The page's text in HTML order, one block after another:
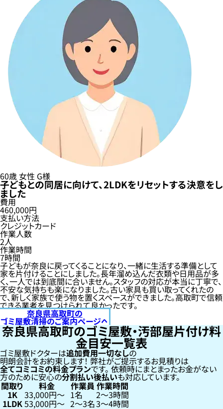
60歳女性 G様
子どもとの同居に向けて、2LDKをリセットする決意をし
ました
費用
460,000円
支払い方法
クレジットカード
作業人数
2人
作業時間
7時間
子どもが奈良に戻ってくることになり、一緒に生活する準備として
家を片付けることにしました。長年溜め込んだ衣類や日用品が多
く、一人では到底間に合いません。スタッフの対応が本当に丁寧で、
不安な気持ちも楽になりました。古い家具も買い取ってくれたの
で、新しく家族で使う物を置くスペースができました。高取町で信頼
できる業者を見つけられて良かったです。
奈良県高取町の
ゴミ屋敷清掃のご案内ページへ
奈良県高取町のゴミ屋敷・汚部屋片付け料
金目安一覧表
ゴミ屋敷ドクターは追加費用一切なしの
明朗会計をお約束します！弊社がご提示するお見積りは
全てコミコミの料金プランです。依頼時にまとまったお金がない
方のために安心の分割払い後払いも対応しています。
間取り 料金 作業員 作業時間
1K 33,000円〜 1名 2〜3時間
1LDK53,000円〜 2〜3名3〜4時間